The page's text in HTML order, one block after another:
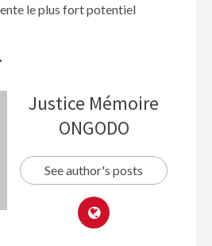
le plus fort potentiel
Justice Mémoire
ONGODO
See author's posts